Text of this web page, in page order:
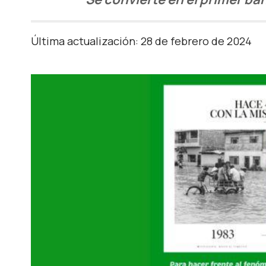
Última actualización: 28 de febrero de 2024